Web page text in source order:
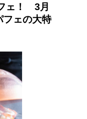
ェ！ 3月
フェの大特